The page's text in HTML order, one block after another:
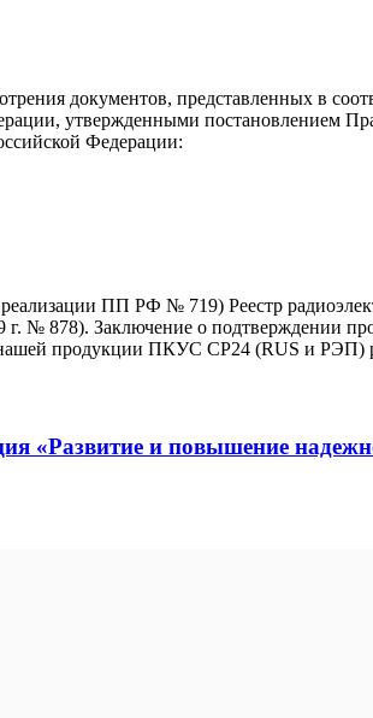
документов, представленных в
утвержденными постановлением
Федерации:
ПП РФ № 719) Реестр
№ 878). Заключение о подтверждении
нашей продукции ПКУС СР24 (RUS и РЭП)
«Развитие и повышение